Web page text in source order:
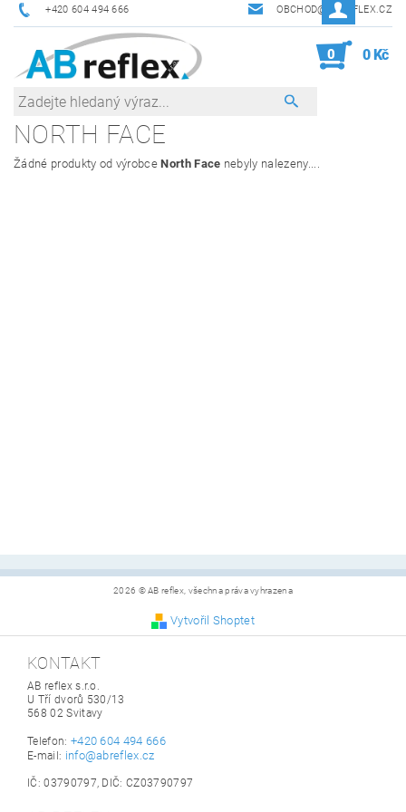
+420 604 494 666 OBCHOD@ABREFLEX.CZ
0 0 Kč
NORTH FACE
Žádné produkty od výrobceNorth Face nebyly nalezeny....
2026 © AB reflex, všechna práva vyhrazena
Vytvořil Shoptet
KONTAKT
AB reflex s.r.o.
U Tří dvorů 530/13
568 02 Svitavy
Telefon: +420 604 494 666
E-mail: info@abreflex.cz
IČ: 03790797, DIČ: CZ03790797